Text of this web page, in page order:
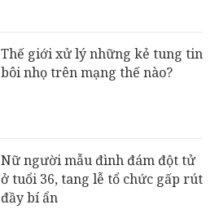
Thế giới xử lý những kẻ tung tin
bôi nhọ trên mạng thế nào?
Nữ người mẫu đình đám đột tử
ở tuổi 36, tang lễ tổ chức gấp rút
đầy bí ẩn